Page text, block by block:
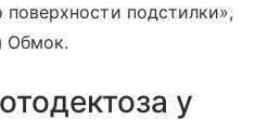
подстилки»,
Обмок.
у